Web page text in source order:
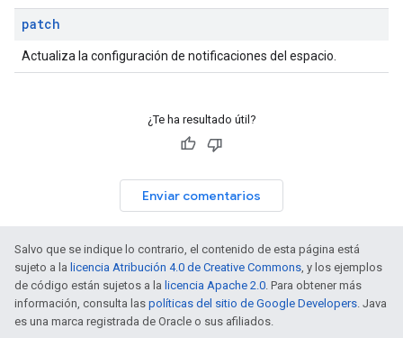
patch
Actualiza la configuración de notificaciones del espacio.
¿Te ha resultado útil?
Enviar comentarios
Salvo que se indique lo contrario, el contenido de esta página está
sujeto a la licencia Atribución 4.0 de Creative Commons, y los ejemplos
de código están sujetos a la licencia Apache 2.0. Para obtener más
información, consulta las políticas del sitio de Google Developers. Java
es una marca registrada de Oracle o sus afiliados.